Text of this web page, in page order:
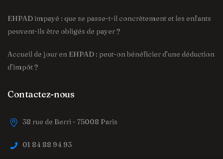
EHPAD impayé : que se passe-t-il concrètement et les enfants
peuvent-ils être obligés de payer ?
Accueil de jour en EHPAD : peut-on bénéficier d’une déduction
d’impôt ?
Contactez-nous
38 rue de Berri - 75008 Paris
01 84 88 94 93